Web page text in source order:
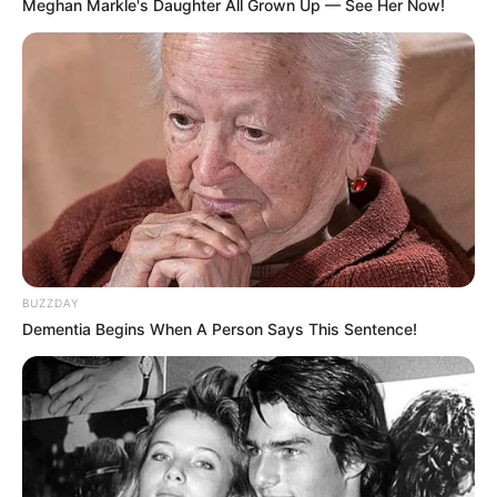
ενήλικα μέλη ή μονογονεϊκή οικογένεια τα
Νοικοκυριό αποτελούμενο από δύο ενήλικα
και ένα ανήλικο μέλος ή μονογονεϊκή
οικογένεια με δύο ανήλικα μέλη θα πρέπει να
έχει εισόδημα 2.100 ευρώ το εξάμηνο.
2.400 ευρώ θα πρέπει να έχει εισόδημα ένα
νοικοκυριό αποτελούμενο από τρία ενήλικα
μέλη ή δύο ενήλικα και δύο ανήλικα μέλη ή
μονογονεϊκή οικογένεια με τρία ανήλικα
μέλη.
Τέλος, το δηλούμενο εισόδημα δεν μπορεί να
υπερβαίνει το ποσό των 5.400 ευρώ,
ανεξαρτήτως του αριθμού των μελών του
Meghan Markle's Daughter All Grown Up — See Her Now!
BUZZDAY
Dementia Begins When A Person Says This Sentence!